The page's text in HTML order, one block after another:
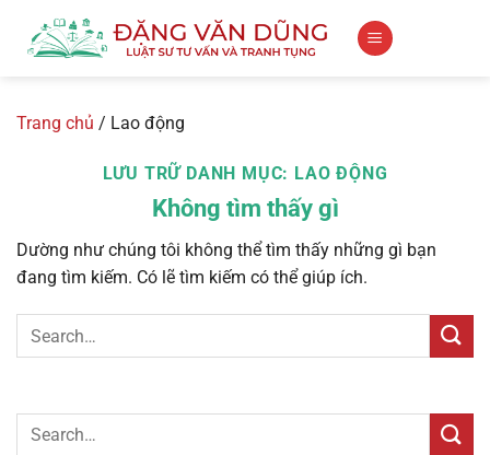
Trang chủ / Lao động
LƯU TRỮ DANH MỤC: LAO ĐỘNG
Không tìm thấy gì
Dường như chúng tôi không thể tìm thấy những gì bạn
đang tìm kiếm. Có lẽ tìm kiếm có thể giúp ích.